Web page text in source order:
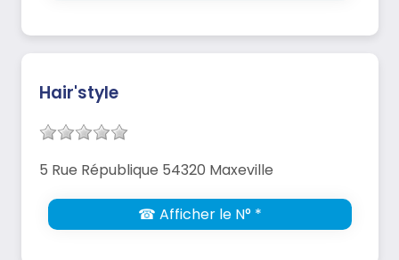
Hair'style
5 Rue République 54320 Maxeville
☎ Afficher le N° *